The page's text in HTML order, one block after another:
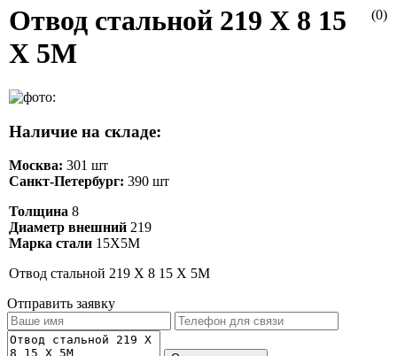
(0)
Отвод стальной 219 Х 8 15
Х 5М
Наличие на складе:
Москва: 301 шт
Санкт-Петербург: 390 шт
Толщина 8
Диаметр внешний 219
Марка стали 15Х5М
Отвод стальной 219 Х 8 15 Х 5М
Отправить заявку